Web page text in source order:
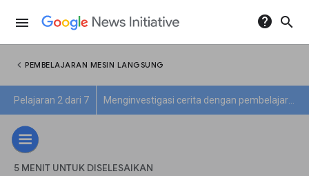
menu help search
chevron_left PEMBELAJARAN MESIN LANGSUNG
Pelajaran 2 dari 7
5 MENIT UNTUK DISELESAIKAN